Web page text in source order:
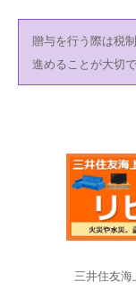
贈与を行う際は税
進めることが大切で
三井住友海